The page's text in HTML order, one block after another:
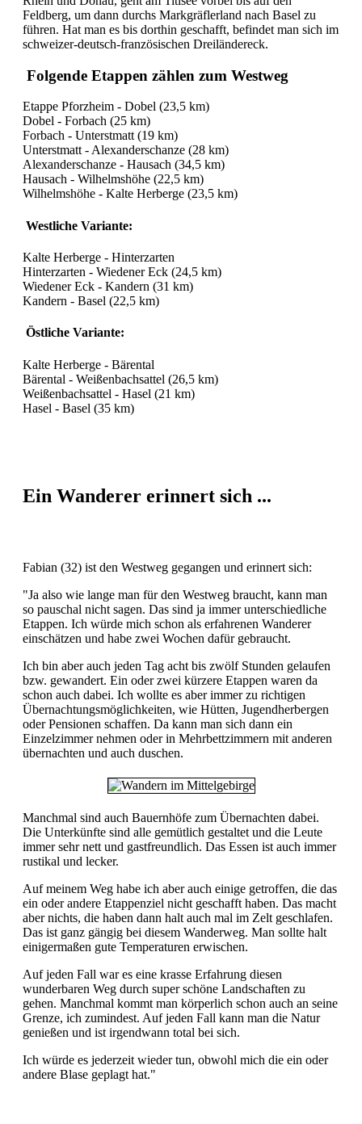
Feldberg, um dann durchs Markgräflerland nach Basel zu
führen. Hat man es bis dorthin geschafft, befindet man sich im
schweizer-deutsch-französischen Dreiländereck.
Folgende Etappen zählen zum Westweg
Etappe Pforzheim - Dobel (23,5 km)
Dobel - Forbach (25 km)
Forbach - Unterstmatt (19 km)
Unterstmatt - Alexanderschanze (28 km)
Alexanderschanze - Hausach (34,5 km)
Hausach - Wilhelmshöhe (22,5 km)
Wilhelmshöhe - Kalte Herberge (23,5 km)
Westliche Variante:
Kalte Herberge - Hinterzarten
Hinterzarten - Wiedener Eck (24,5 km)
Wiedener Eck - Kandern (31 km)
Kandern - Basel (22,5 km)
Östliche Variante:
Kalte Herberge - Bärental
Bärental - Weißenbachsattel (26,5 km)
Weißenbachsattel - Hasel (21 km)
Hasel - Basel (35 km)
Ein Wanderer erinnert sich ...
Fabian (32) ist den Westweg gegangen und erinnert sich:
"Ja also wie lange man für den Westweg braucht, kann man
so pauschal nicht sagen. Das sind ja immer unterschiedliche
Etappen. Ich würde mich schon als erfahrenen Wanderer
einschätzen und habe zwei Wochen dafür gebraucht.
Ich bin aber auch jeden Tag acht bis zwölf Stunden gelaufen
bzw. gewandert. Ein oder zwei kürzere Etappen waren da
schon auch dabei. Ich wollte es aber immer zu richtigen
Übernachtungsmöglichkeiten, wie Hütten, Jugendherbergen
oder Pensionen schaffen. Da kann man sich dann ein
Einzelzimmer nehmen oder in Mehrbettzimmern mit anderen
übernachten und auch duschen.
Manchmal sind auch Bauernhöfe zum Übernachten dabei.
Die Unterkünfte sind alle gemütlich gestaltet und die Leute
immer sehr nett und gastfreundlich. Das Essen ist auch immer
rustikal und lecker.
Auf meinem Weg habe ich aber auch einige getroffen, die das
ein oder andere Etappenziel nicht geschafft haben. Das macht
aber nichts, die haben dann halt auch mal im Zelt geschlafen.
Das ist ganz gängig bei diesem Wanderweg. Man sollte halt
einigermaßen gute Temperaturen erwischen.
Auf jeden Fall war es eine krasse Erfahrung diesen
wunderbaren Weg durch super schöne Landschaften zu
gehen. Manchmal kommt man körperlich schon auch an seine
Grenze, ich zumindest. Auf jeden Fall kann man die Natur
genießen und ist irgendwann total bei sich.
Ich würde es jederzeit wieder tun, obwohl mich die ein oder
andere Blase geplagt hat."